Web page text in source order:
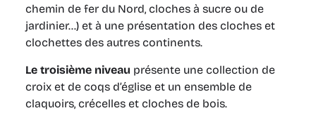
chemin de fer du Nord, cloches à sucre ou de
jardinier…) et à une présentation des cloches et
clochettes des autres continents.
Le troisième niveau présente une collection de
croix et de coqs d’église et un ensemble de
claquoirs, crécelles et cloches de bois.